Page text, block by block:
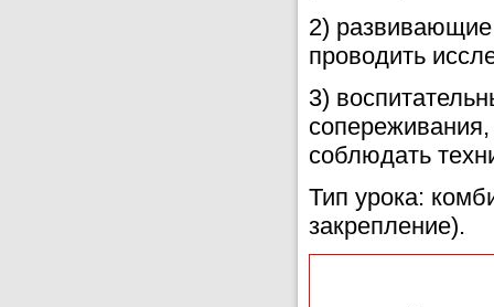
2)
проводить
3)
соблюдать
Тип урока:
закрепление).